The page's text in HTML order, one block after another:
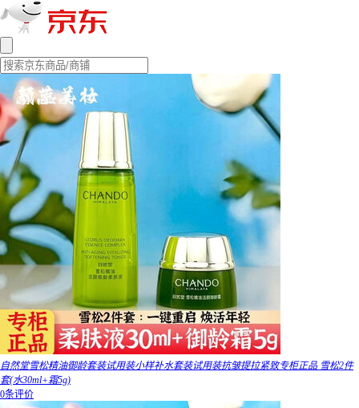
自然堂雪松精油御龄套装试用装小样补水套装试用装抗皱提拉紧致专柜正品 雪松2件
套(水30ml+霜5g)
0条评价